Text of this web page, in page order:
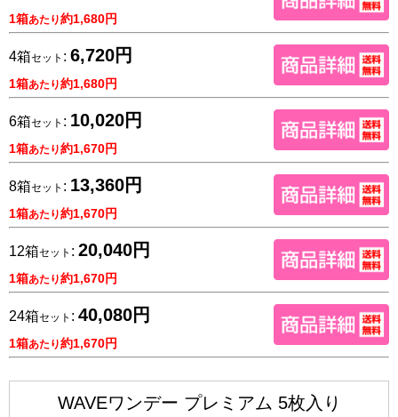
1箱あたり約1,680円
4箱セット : 6,720円
1箱あたり約1,680円
6箱セット : 10,020円
1箱あたり約1,670円
8箱セット : 13,360円
1箱あたり約1,670円
12箱セット : 20,040円
1箱あたり約1,670円
24箱セット : 40,080円
1箱あたり約1,670円
WAVEワンデー プレミアム 5枚入り